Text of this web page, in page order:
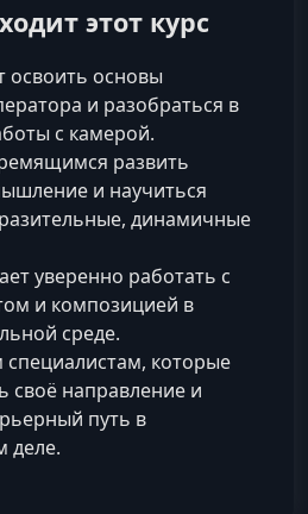
этот курс
освоить основы
и разобраться в
с камерой.
развить
и научиться
динамичные
уверенно работать с
и композицией в
среде.
которые
своё направление и
путь в
деле.